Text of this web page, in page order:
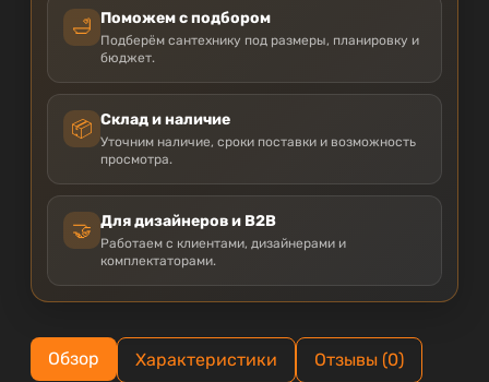
🛁 Поможем с подбором
Подберём сантехнику под размеры, планировку и
бюджет.
📦 Склад и наличие
Уточним наличие, сроки поставки и возможность
просмотра.
🤝 Для дизайнеров и B2B
Работаем с клиентами, дизайнерами и
комплектаторами.
Обзор Характеристики Отзывы (0)